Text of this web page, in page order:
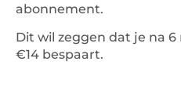
abonnement.
Dit wil zeggen dat je na
€14 bespaart.